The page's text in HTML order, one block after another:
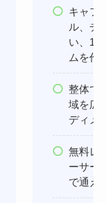
キャフ
ル、チ
い、1
ムを作
整体で
域を広
ディメ
無料レ
ーサー
で通え